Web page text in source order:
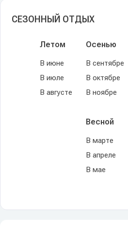
СЕЗОННЫЙ ОТДЫХ
Летом
В июне
В июле
В августе
Осенью
В сентябре
В октябре
В ноябре
Весной
В марте
В апреле
В мае